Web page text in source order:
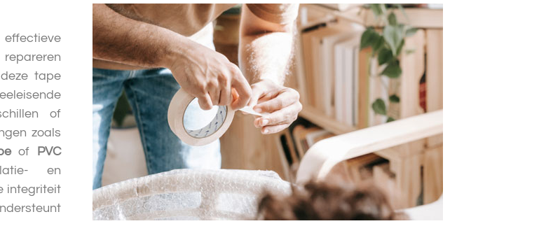
tape
of
zoals
of
PVC
en
integriteit